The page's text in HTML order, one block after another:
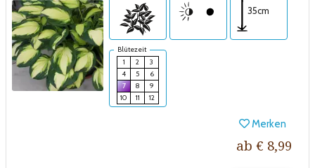
35cm
Blütezeit
1
2
3
4
5
6
7
8
9
10
11 12
Merken
ab € 8,99